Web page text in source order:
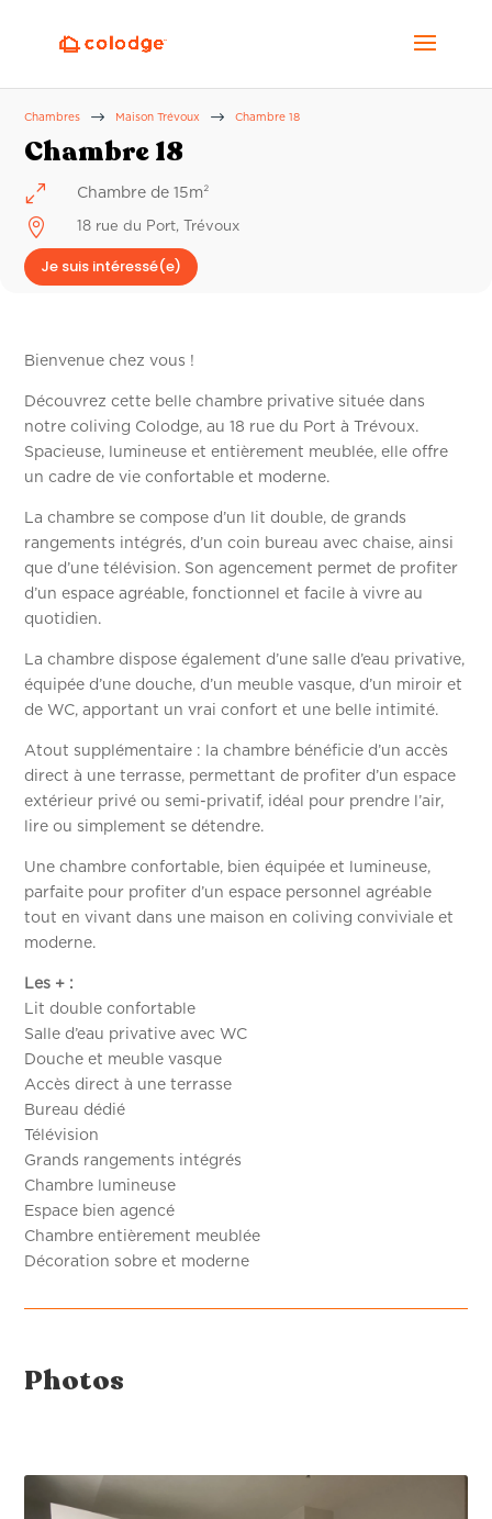
Chambres $ Maison Trévoux $ Chambre 18
Chambre 18
0 Chambre de 15m²
 18 rue du Port, Trévoux
Je suis intéressé(e)
Bienvenue chez vous !
Découvrez cette belle chambre privative située dans
notre coliving Colodge, au 18 rue du Port à Trévoux.
Spacieuse, lumineuse et entièrement meublée, elle offre
un cadre de vie confortable et moderne.
La chambre se compose d’un lit double, de grands
rangements intégrés, d’un coin bureau avec chaise, ainsi
que d’une télévision. Son agencement permet de profiter
d’un espace agréable, fonctionnel et facile à vivre au
quotidien.
La chambre dispose également d’une salle d’eau privative,
équipée d’une douche, d’un meuble vasque, d’un miroir et
de WC, apportant un vrai confort et une belle intimité.
Atout supplémentaire : la chambre bénéficie d’un accès
direct à une terrasse, permettant de profiter d’un espace
extérieur privé ou semi-privatif, idéal pour prendre l’air,
lire ou simplement se détendre.
Une chambre confortable, bien équipée et lumineuse,
parfaite pour profiter d’un espace personnel agréable
tout en vivant dans une maison en coliving conviviale et
moderne.
Les + :
Lit double confortable
Salle d’eau privative avec WC
Douche et meuble vasque
Accès direct à une terrasse
Bureau dédié
Télévision
Grands rangements intégrés
Chambre lumineuse
Espace bien agencé
Chambre entièrement meublée
Décoration sobre et moderne
Photos